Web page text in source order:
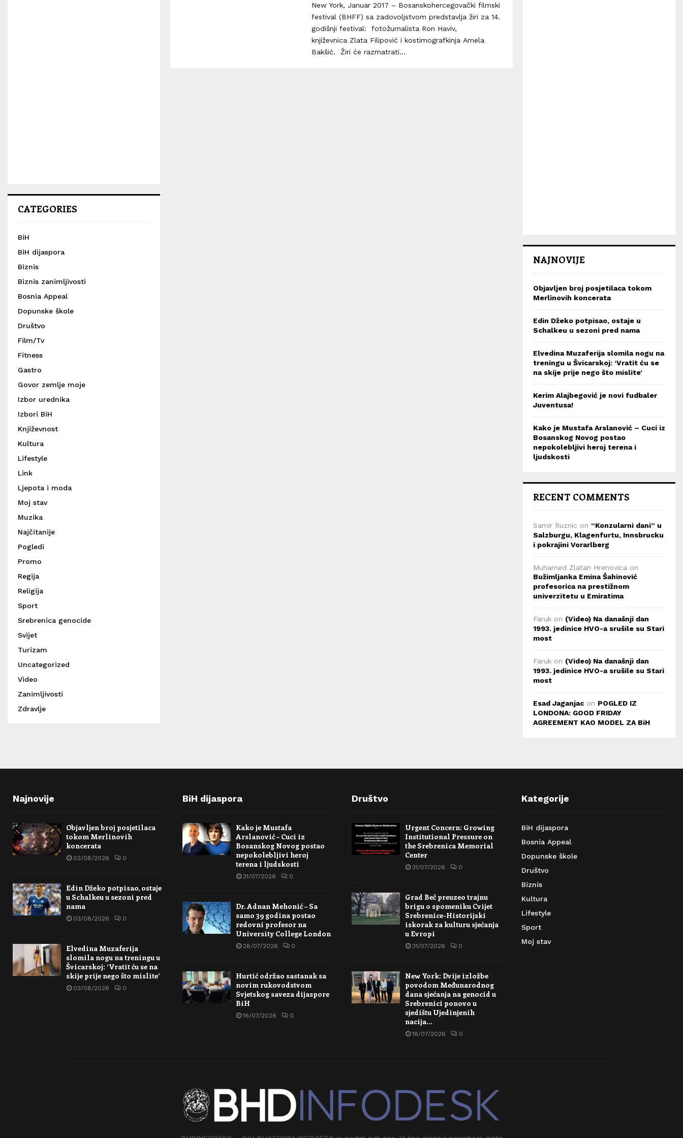
New York, Januar 2017 – Bosanskohercegovački filmski
festival (BHFF) sa zadovoljstvom predstavlja žiri za 14.
godišnji festival: fotožurnalista Ron Haviv,
književnica Zlata Filipović i kostimografkinja Amela
Bakšić. Žiri će razmatrati...
CATEGORIES
BiH
BiH dijaspora
Biznis
Biznis zanimljivosti
Bosnia Appeal
Dopunske škole
Društvo
Film/Tv
Fitness
Gastro
Govor zemlje moje
Izbor urednika
Izbori BiH
Književnost
Kultura
Lifestyle
Link
Ljepota i moda
Moj stav
Muzika
Najčitanije
Pogledi
Promo
Regija
Religija
Sport
Srebrenica genocide
Svijet
Turizam
Uncategorized
Video
Zanimljivosti
Zdravlje
NAJNOVIJE
Objavljen broj posjetilaca tokom
Merlinovih koncerata
Edin Džeko potpisao, ostaje u
Schalkeu u sezoni pred nama
Elvedina Muzaferija slomila nogu na
treningu u Švicarskoj: ‘Vratit ću se
na skije prije nego što mislite’
Kerim Alajbegović je novi fudbaler
Juventusa!
Kako je Mustafa Arslanović – Cuci iz
Bosanskog Novog postao
nepokolebljivi heroj terena i
ljudskosti
RECENT COMMENTS
Samir Ruznic on “Konzularni dani” u
Salzburgu, Klagenfurtu, Innsbrucku
i pokrajini Vorarlberg
Muhamed Zlatan Hrenovica on
Bužimljanka Emina Šahinović
profesorica na prestižnom
univerzitetu u Emiratima
Faruk on (Video) Na današnji dan
1993. jedinice HVO-a srušile su Stari
most
Faruk on (Video) Na današnji dan
1993. jedinice HVO-a srušile su Stari
most
Esad Jaganjac on POGLED IZ
LONDONA: GOOD FRIDAY
AGREEMENT KAO MODEL ZA BiH
Najnovije
Objavljen broj posjetilaca
tokom Merlinovih
koncerata
03/08/2026 0
Edin Džeko potpisao, ostaje
u Schalkeu u sezoni pred
nama
03/08/2026 0
Elvedina Muzaferija
slomila nogu na treningu u
Švicarskoj: ‘Vratit ću se na
skije prije nego što mislite’
03/08/2026 0
BiH dijaspora
Kako je Mustafa
Arslanović – Cuci iz
Bosanskog Novog postao
nepokolebljivi heroj
terena i ljudskosti
31/07/2026 0
Dr. Adnan Mehonić – Sa
samo 39 godina postao
redovni profesor na
University College London
28/07/2026 0
Hurtić održao sastanak sa
novim rukovodstvom
Svjetskog saveza dijaspore
BiH
16/07/2026 0
Društvo
Urgent Concern: Growing
Institutional Pressure on
the Srebrenica Memorial
Center
31/07/2026 0
Grad Beč preuzeo trajnu
brigu o spomeniku Cvijet
Srebrenice-Historijski
iskorak za kulturu sjećanja
u Evropi
31/07/2026 0
New York: Dvije izložbe
povodom Međunarodnog
dana sjećanja na genocid u
Srebrenici ponovo u
sjedištu Ujedinjenih
nacija…
18/07/2026 0
Kategorije
BiH dijaspora
Bosnia Appeal
Dopunske škole
Društvo
Biznis
Kultura
Lifestyle
Sport
Moj stav